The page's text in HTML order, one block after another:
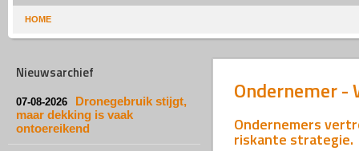
HOME
Nieuwsarchief
07-08-2026
Dronegebruik stijgt,
maar dekking is vaak
ontoereikend
Ondernemer -
Ondernemers
riskante strategie.